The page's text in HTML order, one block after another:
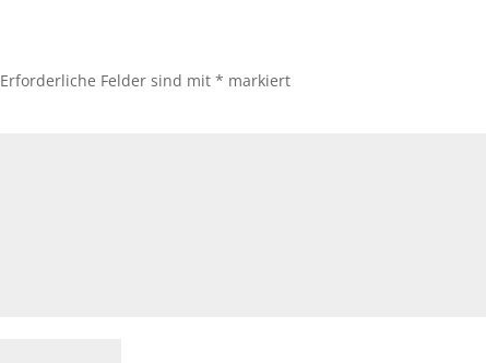
Erforderliche Felder sind mit* markiert